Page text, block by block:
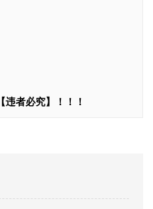
者必究】！！！